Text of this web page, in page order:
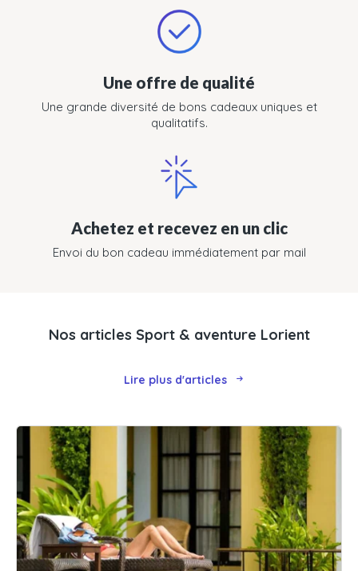
Une offre de qualité
Une grande diversité de bons cadeaux uniques et
qualitatifs.
Achetez et recevez en un clic
Envoi du bon cadeau immédiatement par mail
Nos articles Sport & aventure Lorient
Lire plus d'articles